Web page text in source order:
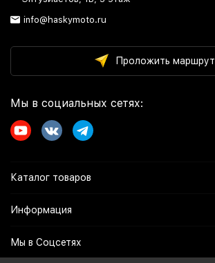
info@haskymoto.ru
Проложить маршрут
Мы в социальных сетях:
Каталог товаров
Информация
Мы в Соцсетях